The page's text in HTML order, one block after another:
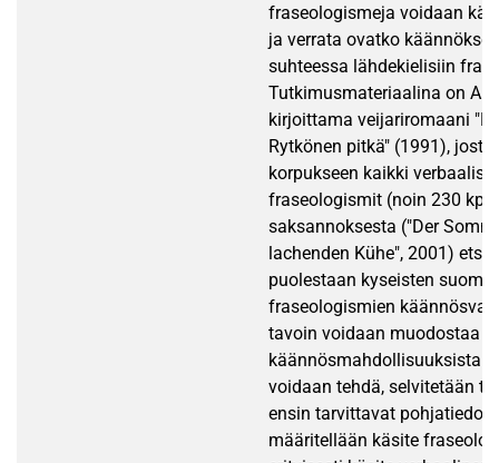
fraseologismeja voidaan
ja verrata ovatko
suhteessa lähdekielisiin
Tutkimusmateriaalina on
kirjoittama veijariromaani
Rytkönen pitkä" (1991),
korpukseen kaikki verbaaliset
fraseologismit (noin 230
saksannoksesta ("Der
lachenden Kühe", 2001)
puolestaan kyseisten
fraseologismien
tavoin voidaan muodostaa
käännösmahdollisuuksista
voidaan tehdä, selvitetään
ensin tarvittavat pohjatiedot.
määritellään käsite